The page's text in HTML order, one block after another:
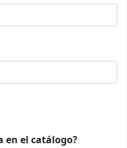
en el catálogo?